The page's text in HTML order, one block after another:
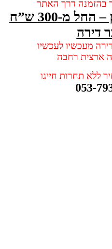
מחיר הכי זול בארץ – החל מ-300 ש”ח
דירה
מעכשיו לעכשיו
ארצית רחבה
053-